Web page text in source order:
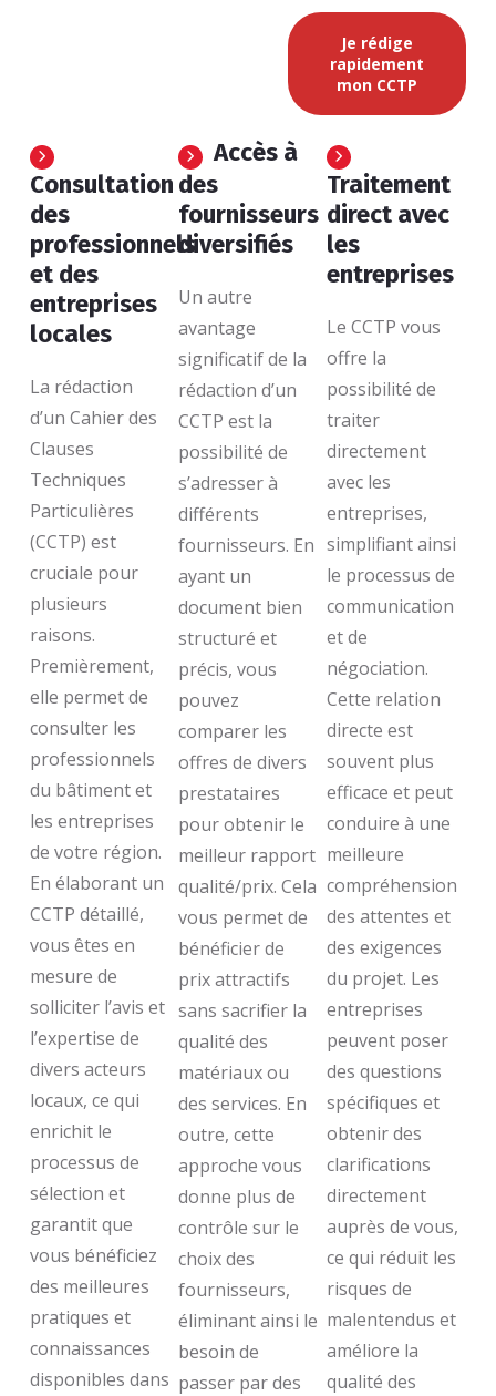
Je rédige
rapidement
mon CCTP
Consultation
des
professionnels
et des
entreprises
locales
La rédaction
d’un Cahier des
Clauses
Techniques
Particulières
(CCTP) est
cruciale pour
plusieurs
raisons.
Premièrement,
elle permet de
consulter les
professionnels
du bâtiment et
les entreprises
de votre région.
En élaborant un
CCTP détaillé,
vous êtes en
mesure de
solliciter l’avis et
l’expertise de
divers acteurs
locaux, ce qui
enrichit le
processus de
sélection et
garantit que
vous bénéficiez
des meilleures
pratiques et
connaissances
disponibles dans
Accès à
des
fournisseurs
diversifiés
Un autre
avantage
significatif de la
rédaction d’un
CCTP est la
possibilité de
s’adresser à
différents
fournisseurs. En
ayant un
document bien
structuré et
précis, vous
pouvez
comparer les
offres de divers
prestataires
pour obtenir le
meilleur rapport
qualité/prix. Cela
vous permet de
bénéficier de
prix attractifs
sans sacrifier la
qualité des
matériaux ou
des services. En
outre, cette
approche vous
donne plus de
contrôle sur le
choix des
fournisseurs,
éliminant ainsi le
besoin de
passer par des
Traitement
direct avec
les
entreprises
Le CCTP vous
offre la
possibilité de
traiter
directement
avec les
entreprises,
simplifiant ainsi
le processus de
communication
et de
négociation.
Cette relation
directe est
souvent plus
efficace et peut
conduire à une
meilleure
compréhension
des attentes et
des exigences
du projet. Les
entreprises
peuvent poser
des questions
spécifiques et
obtenir des
clarifications
directement
auprès de vous,
ce qui réduit les
risques de
malentendus et
améliore la
qualité des